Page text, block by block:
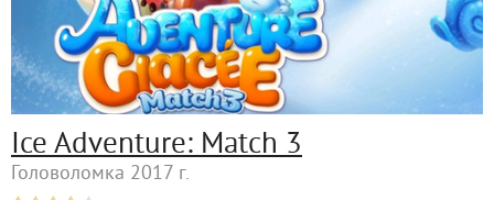
Ice Adventure: Match 3
Головоломка 2017 г.